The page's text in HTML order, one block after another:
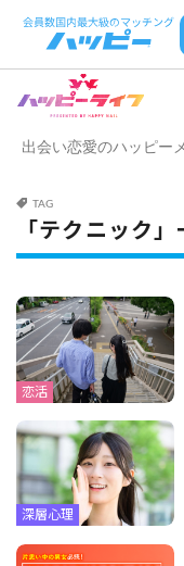
出会い恋愛のハッピー
TAG
「テクニック」
恋活
深層心理